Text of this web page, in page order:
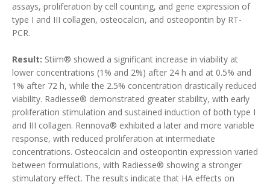
assays, proliferation by cell counting, and gene expression of
type I and III collagen, osteocalcin, and osteopontin by RT-
PCR.
Result: Stiim® showed a significant increase in viability at
lower concentrations (1% and 2%) after 24 h and at 0.5% and
1% after 72 h, while the 2.5% concentration drastically reduced
viability. Radiesse® demonstrated greater stability, with early
proliferation stimulation and sustained induction of both type I
and III collagen. Rennova® exhibited a later and more variable
response, with reduced proliferation at intermediate
concentrations. Osteocalcin and osteopontin expression varied
between formulations, with Radiesse® showing a stronger
stimulatory effect. The results indicate that HA effects on